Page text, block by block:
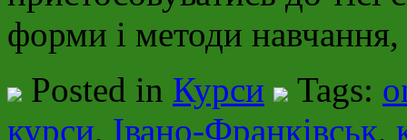
форми і методи
Posted in Курси Tags:
курси, Івано-Франківськ,